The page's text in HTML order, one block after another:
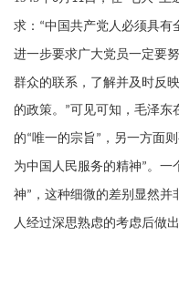
求： “中国共产党人必须具有
进一步要求广大党员一定要
群众的联系，了解并及时反
的政策。 ”可见可知，毛泽东
的“唯一的宗旨 ” ，另一方面
为中国人民服务的精神” 。一
神” ，这种细微的差别显然
人经过深思熟虑的考虑后做